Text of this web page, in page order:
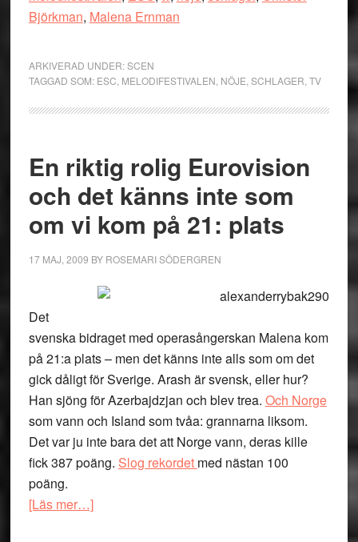
Björkman, Malena Ernman
ARKIVERAD UNDER:SCEN
TAGGAD SOM: ESC MELODIFESTIVALEN NÖJE SCHLAGER TV
En riktig rolig Eurovision
och det känns inte som
om vi kom på 21: plats
17 MAJ, 2009 BY ROSEMARI SÖDERGREN
Det
svenska bidraget med operasångerskan Malena kom
på 21:a plats – men det känns inte alls som om det
gick dåligt för Sverige. Arash är svensk, eller hur?
Han sjöng för Azerbajdzjan och blev trea. Och Norge
som vann och Island som tvåa: grannarna liksom.
Det var ju inte bara det att Norge vann, deras kille
fick 387 poäng. Slog rekordet med nästan 100
poäng.
[Läs mer…]om